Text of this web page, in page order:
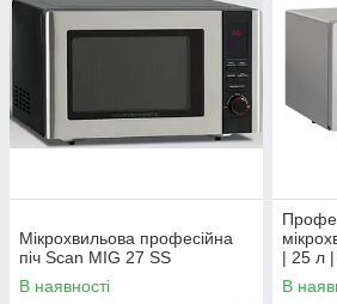
Мікрохвильова професійна
піч Scan MIG 27 SS
В наявності
| 25 л
В